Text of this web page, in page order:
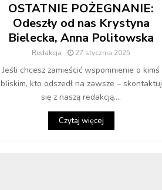
OSTATNIE POŻEGNANIE:
Odeszły od nas Krystyna
Bielecka, Anna Politowska
Redakcja 27 stycznia 2025
Jeśli chcesz zamieścić wspomnienie o kimś
bliskim, kto odszedł na zawsze – skontaktuj
się z naszą redakcją....
Czytaj więcej